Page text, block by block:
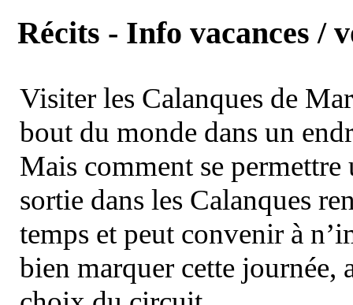
Récits - Info vacances /
Visiter les Calanques de
bout du monde dans un
Mais comment se permettre
sortie dans les Calanques
temps et peut convenir à
bien marquer cette journée,